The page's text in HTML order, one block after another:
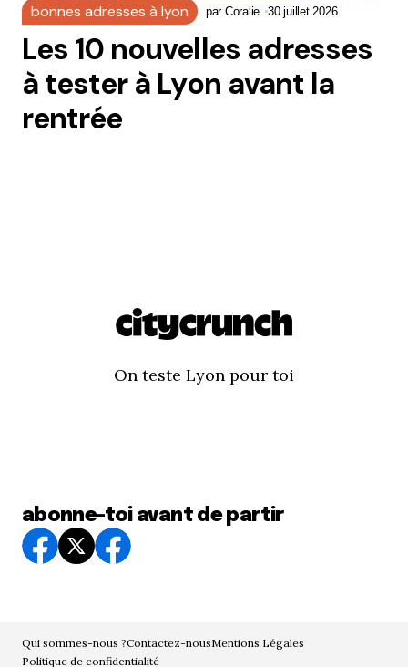
bonnes adresses à lyon par Coralie 30 juillet 2026
Les 10 nouvelles adresses
à tester à Lyon avant la
rentrée
On teste Lyon pour toi
abonne-toi avant de partir
Qui sommes-nous ?Contactez-nousMentions Légales
Politique de confidentialité